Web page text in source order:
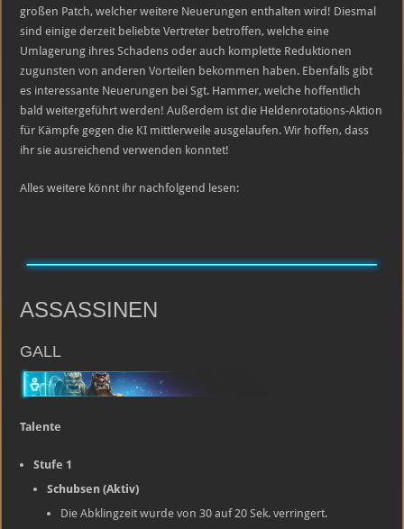
großen Patch, welcher weitere Neuerungen enthalten wird! Diesmal
sind einige derzeit beliebte Vertreter betroffen, welche eine
Umlagerung ihres Schadens oder auch komplette Reduktionen
zugunsten von anderen Vorteilen bekommen haben. Ebenfalls gibt
es interessante Neuerungen bei Sgt. Hammer, welche hoffentlich
bald weitergeführt werden! Außerdem ist die Heldenrotations-Aktion
für Kämpfe gegen die KI mittlerweile ausgelaufen. Wir hoffen, dass
ihr sie ausreichend verwenden konntet!
Alles weitere könnt ihr nachfolgend lesen:
ASSASSINEN
GALL
Talente
Stufe 1
Schubsen (Aktiv)
Die Abklingzeit wurde von 30 auf 20 Sek. verringert.